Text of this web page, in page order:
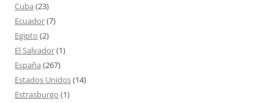
Cuba (23)
Ecuador(7)
Egipto (2)
El Salvador(1)
España (267)
Estados Unidos(14)
Estrasburgo (1)